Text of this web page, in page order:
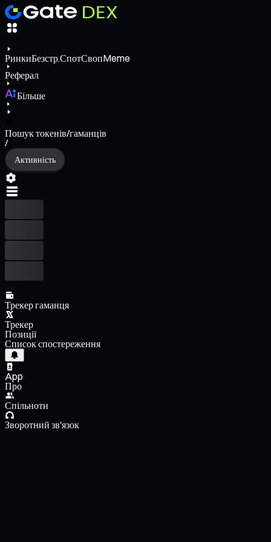
РинкиБезстр.СпотСвопMeme
Реферал
Більше
Пошук токенів/гаманців
/
Активність
Трекер гаманця
Трекер
Позиції
Список спостереження
App
Про
Спільноти
Зворотний зв'язок